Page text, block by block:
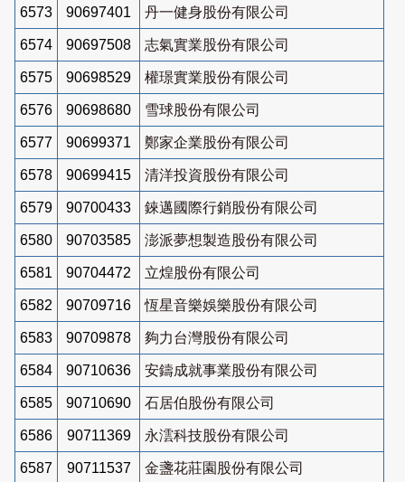
6573 90697401 丹一健身股份有限公司
6574 90697508 志氣實業股份有限公司
6575 90698529 權璟實業股份有限公司
6576 90698680 雪球股份有限公司
6577 90699371 鄭家企業股份有限公司
6578 90699415 清洋投資股份有限公司
6579 90700433 錸邁國際行銷股份有限公司
6580 90703585 澎派夢想製造股份有限公司
6581 90704472 立煌股份有限公司
6582 90709716 恆星音樂娛樂股份有限公司
6583 90709878 夠力台灣股份有限公司
6584 90710636 安鑄成就事業股份有限公司
6585 90710690 石居伯股份有限公司
6586 90711369 永澐科技股份有限公司
6587 90711537 金盞花莊園股份有限公司